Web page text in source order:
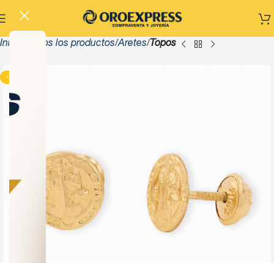
Inicio Todos los productos Aretes Topos
-13%